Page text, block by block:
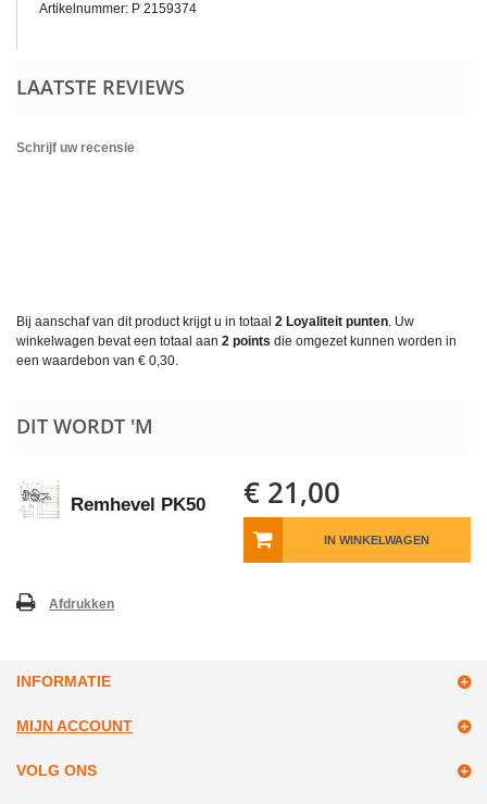
Artikelnummer: P 2159374
LAATSTE REVIEWS
Schrijf uw recensie
Bij aanschaf van dit product krijgt u in totaal 2 Loyaliteit punten. Uw
winkelwagen bevat een totaal aan 2 points die omgezet kunnen worden in
een waardebon van € 0,30.
DIT WORDT 'M
Remhevel PK50 € 21,00
IN WINKELWAGEN
Afdrukken
INFORMATIE
MIJN ACCOUNT
VOLG ONS